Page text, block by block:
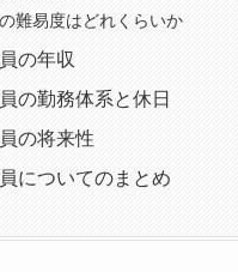
難易度はどれくらいか
の年収
の勤務体系と休日
の将来性
についてのまとめ